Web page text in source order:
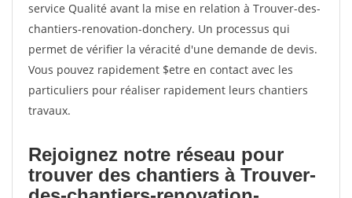
service Qualité avant la mise en relation à Trouver-des-
chantiers-renovation-donchery. Un processus qui
permet de vérifier la véracité d'une demande de devis.
Vous pouvez rapidement $etre en contact avec les
particuliers pour réaliser rapidement leurs chantiers
travaux.
Rejoignez notre réseau pour
trouver des chantiers à Trouver-